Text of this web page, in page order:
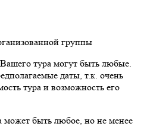
группы
тура могут быть любые.
даты, т.к. очень
тура и возможность его
может быть любое, но не менее